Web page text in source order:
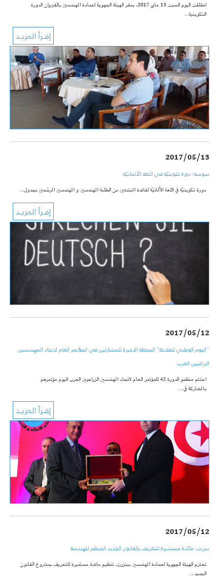
انطلقت اليوم السبت 13 ماي 2017، بمقر الهيئة الجهوية لعمادة المهندسين بالقيروان الدورة
التكوينية…
2017/05/13
سوسة: دورة تكوينيّة في اللغة الألمانيّة
دورة تكوينيّة في اللغة الألمانيّة لفائدة المبتدئين من الطلبة المهندسين و المهندسين المرسّمين بجدول…
2017/05/12
“اليوم الوطني للفلاحة” المحطة الاخيرة للمشاركين في المؤتمر العام لاتحاد المهندسين
الزراعيين العرب
اختتم منظمو الدورة 42 للمؤتمر العام لاتحاد المهندسين الزراعيين العرب اليوم مؤتمرهم
بالمشاركة في…
2017/05/12
بنزرت: مائدة مستديرة للتعريف بالقانون الجديد المنظم للهندسة
تعتزم الهيئة الجهوية لعمادة المهندسين ببنزرت، تنظيم مائدة مستديرة للتعريف بمشروع القانون
الجديد…